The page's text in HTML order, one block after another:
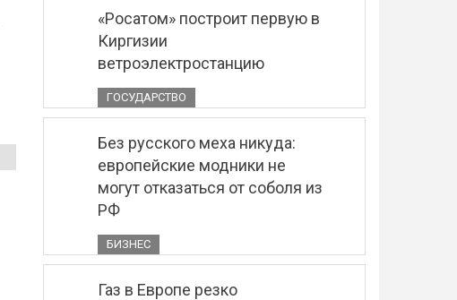
«Росатом» построит первую в
Киргизии
ветроэлектростанцию
ГОСУДАРСТВО
Без русского меха никуда:
европейские модники не
могут отказаться от соболя из
РФ
БИЗНЕС
Газ в Европе резко